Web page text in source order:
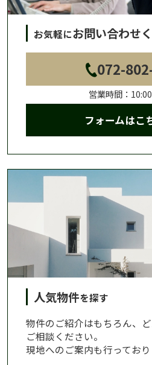
お気軽にお問い合わせ
072-
営業時間：
フォームはこ
人気物件を探す
物件のご紹介はもちろん、
ご相談ください。
現地へのご案内も行っており